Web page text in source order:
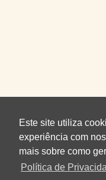
Este site utiliza
experiência com
mais sobre como
Política de